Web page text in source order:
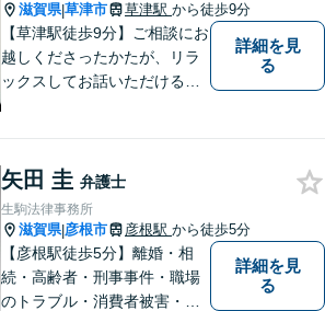
滋賀県|草津市 草津駅 から徒歩9分
【草津駅徒歩9分】ご相談にお
越しくださったかたが、リラ
ックスしてお話いただけるよ
です。 ご相談を躊躇われてい
る方もお気軽に、ご相談にい
らしてください。
詳細を見
る
矢田 圭 弁護士
生駒法律事務所
滋賀県|彦根市 彦根駅 から徒歩5分
【彦根駅徒歩5分】離婚・相
続・高齢者・刑事事件・職場
のトラブル・消費者被害・法
詳細を見
る